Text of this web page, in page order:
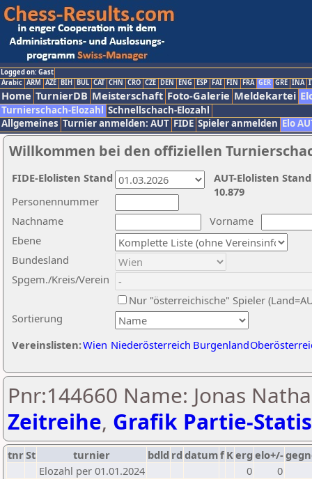
Logged on: Gast
Arabic ARM AZE BIH BUL CAT CHN CRO CZE DEN ENG ESP FAI FIN FRA GER GRE INA
Home TurnierDB Meisterschaft Foto-Galerie Meldekartei
Turnierschach-Elozahl Schnellschach-Elozahl
Allgemeines Turnier anmelden: AUT FIDE Spieler anmelden Elo
Willkommen bei den offiziellen
Nachname
Vorname
Ebene
Sortierung
Personennummer
Bundesland
Spgem./Kreis/Verein
Nur "österreichische" Spieler
Vereinslisten:Wien Niederösterreich Burgenland
AUT-Elolisten
10.879
FIDE-Elolisten Stand
Pnr:144660 Name: Jonas
Zeitreihe, Grafik Partie-
tnrSt turnier bdld rd datumf Kerg elo+/-
Elozahl per 01.01.2024
0
0